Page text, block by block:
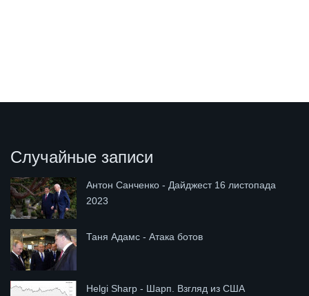
Случайные записи
Антон Санченко - Дайджест 16 листопада
2023
Таня Адамс - Атака ботов
Helgi Sharp - Шарп. Взгляд из США